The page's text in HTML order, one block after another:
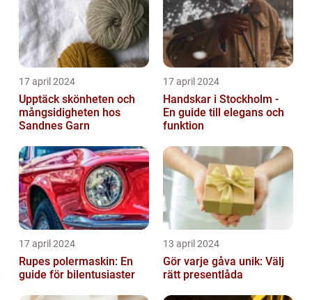
17 april 2024
Upptäck skönheten och
mångsidigheten hos
Sandnes Garn
17 april 2024
Handskar i Stockholm -
En guide till elegans och
funktion
17 april 2024
Rupes polermaskin: En
guide för bilentusiaster
13 april 2024
Gör varje gåva unik: Välj
rätt presentlåda